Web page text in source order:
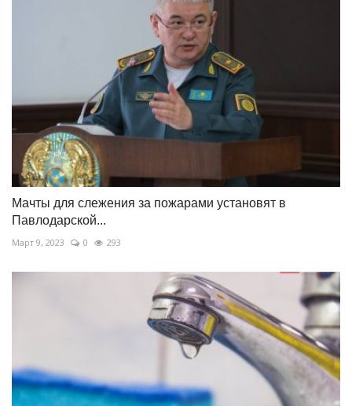
Мачты для слежения за пожарами установят в
Павлодарской...
Март 9, 2023 0 293